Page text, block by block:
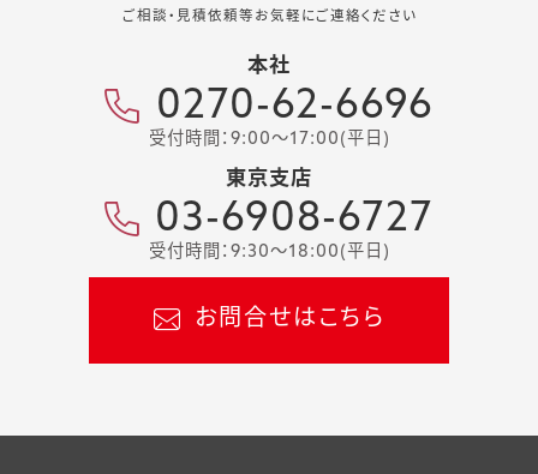
ご相談・見積依頼等お気軽にご連絡ください
本社
0270-62-6696
受付時間：9:00～17:00(平日)
東京支店
03-6908-6727
受付時間：9:30～18:00(平日)
お問合せはこちら